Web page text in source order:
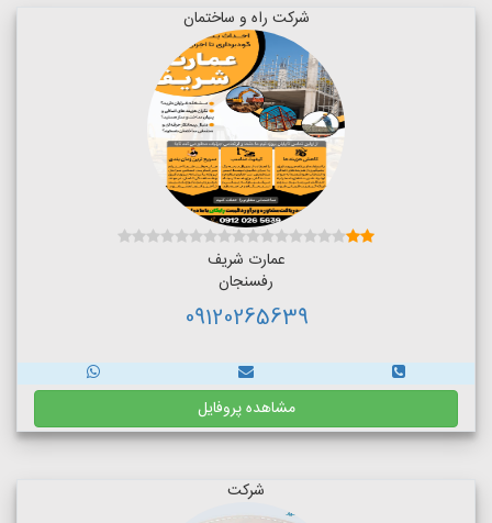
شرکت راه و ساختمان
عمارت شریف
رفسنجان
09120265639
مشاهده پروفایل
شرکت